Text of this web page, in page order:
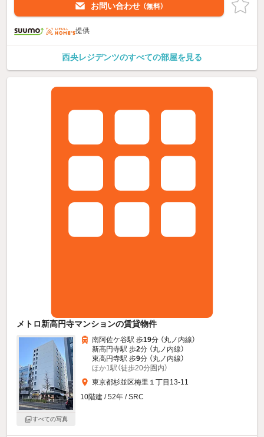
お問い合わせ （無料）
提供
西央レジデンツのすべての部屋を見る
メトロ新高円寺マンションの賃貸物件
すべての写真
南阿佐ケ谷駅 歩19分 （丸ノ内線）
新高円寺駅 歩2分 （丸ノ内線）
東高円寺駅 歩9分 （丸ノ内線）
ほか1駅（徒歩20分圏内）
東京都杉並区梅里１丁目13-11
10階建 / 52年 / SRC